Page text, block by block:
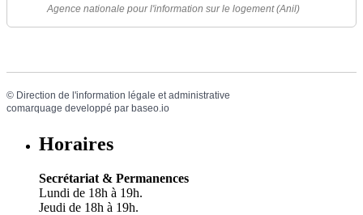
Agence nationale pour l'information sur le logement (Anil)
© Direction de l'information légale et administrative
comarquage developpé par baseo.io
Horaires
Secrétariat & Permanences
Lundi de 18h à 19h.
Jeudi de 18h à 19h.